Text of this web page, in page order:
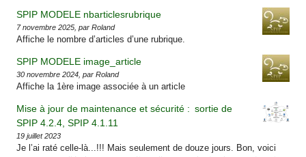
SPIP MODELE nbarticlesrubrique
7 novembre 2025, par Roland
Affiche le nombre d’articles d’une rubrique.
SPIP MODELE image_article
30 novembre 2024, par Roland
Affiche la 1ère image associée à un article
Mise à jour de maintenance et sécurité : sortie de
SPIP 4.2.4, SPIP 4.1.11
19 juillet 2023
Je l’ai raté celle-là...!!! Mais seulement de douze jours. Bon, voici